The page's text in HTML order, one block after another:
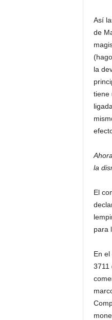
Así
de
la
tiene
la
El
para
En
3711